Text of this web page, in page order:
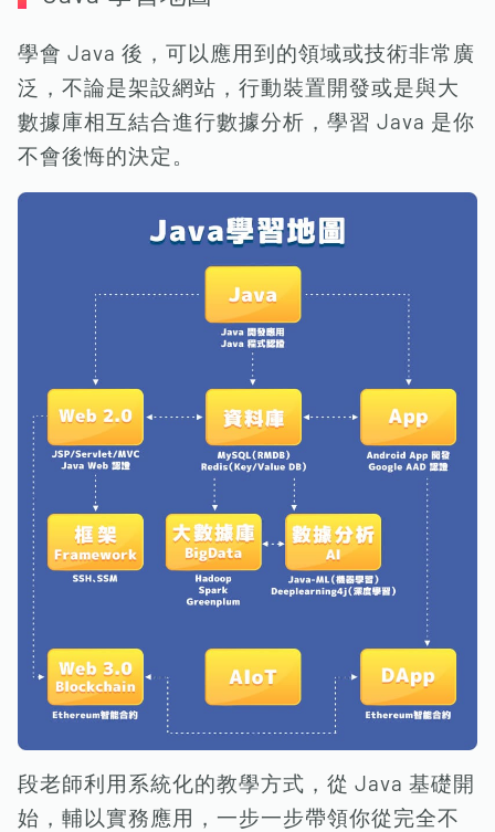
學會 Java 後，可以應用到的領域或技術非常廣
泛，不論是架設網站，行動裝置開發或是與大
數據庫相互結合進行數據分析，學習 Java 是你
不會後悔的決定。
段老師利用系統化的教學方式，從 Java 基礎開
始，輔以實務應用，一步一步帶領你從完全不